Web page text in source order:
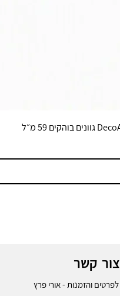
צור קשר
לפרטים והזמנות - אורי פרץ